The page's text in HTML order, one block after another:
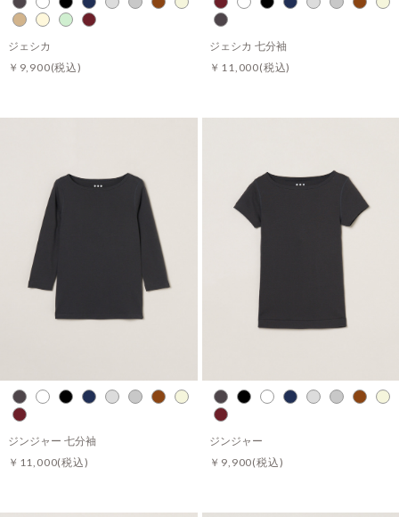
ジェシカ
￥9,900(税込)
ジェシカ 七分袖
￥11,000(税込)
ジンジャー 七分袖
￥11,000(税込)
ジンジャー
￥9,900(税込)